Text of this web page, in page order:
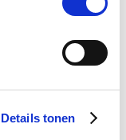
Details tonen